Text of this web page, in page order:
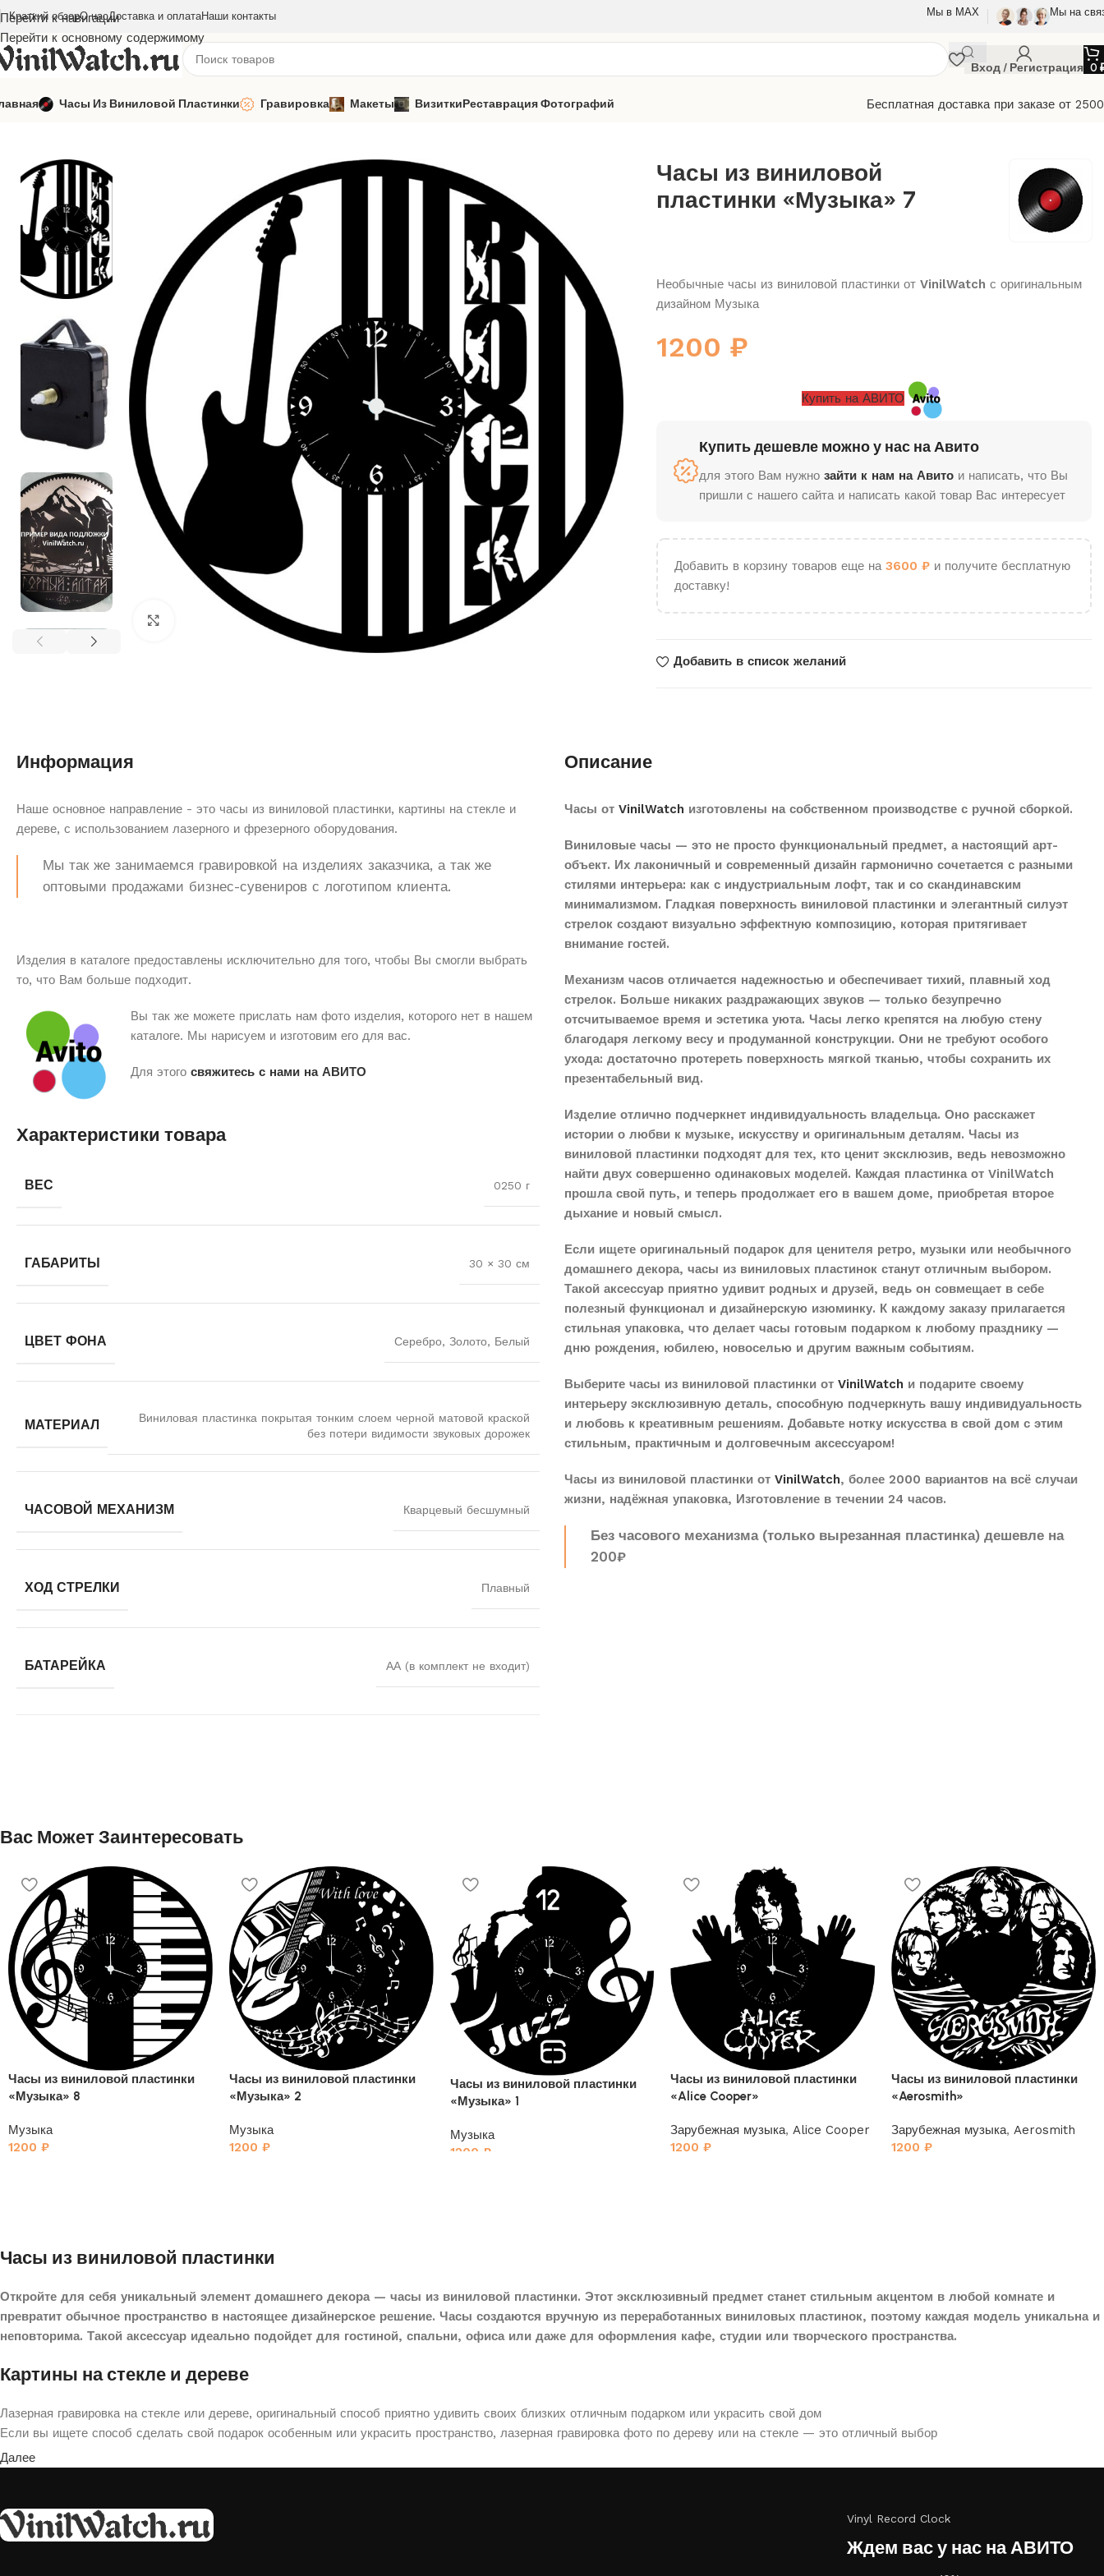
Перейти к навигации
Перейти к основному содержимому
Краткий обзорО насДоставка и оплатаНаши контакты Мы в МАХ Мы на
Вход / Регистрация 0
Часы Из Виниловой Пластинки Гравировка Макеты ВизиткиРеставрация Фотографий
Бесплатная доставка при заказе от
Главная
Музыка Часы из виниловой пластинки «Музыка» 7
Нажмите, чтобы увеличить
Часы из виниловой
пластинки «Музыка» 7
Необычные часы из виниловой пластинки от VinilWatch с оригинальным
дизайном Музыка
1200 ₽
Купить на АВИТО
Купить дешевле можно у нас на Авито
для этого Вам нужно зайти к нам на Авитои написать, что Вы
пришли с нашего сайта и написать какой товар Вас интересует
Добавить в корзину товаров еще на 3600 ₽и получите бесплатную
доставку!
Добавить в список желаний
Информация
Наше основное направление - это часы из виниловой пластинки, картины на стекле и
дереве, с использованием лазерного и фрезерного оборудования.
Мы так же занимаемся гравировкой на изделиях заказчика, а так же
оптовыми продажами бизнес-сувениров с логотипом клиента.
Изделия в каталоге предоставлены исключительно для того, чтобы Вы смогли выбрать
то, что Вам больше подходит.
Вы так же можете прислать нам фото изделия, которого нет в нашем
каталоге. Мы нарисуем и изготовим его для вас.
Для этого свяжитесь с нами на АВИТО
Характеристики товара
ВЕС 0250 г
ГАБАРИТЫ 30 × 30 см
ЦВЕТ ФОНА Серебро, Золото, Белый
МАТЕРИАЛ
Виниловая пластинка покрытая тонким слоем черной матовой краской
без потери видимости звуковых дорожек
ЧАСОВОЙ МЕХАНИЗМ Кварцевый бесшумный
ХОД СТРЕЛКИ Плавный
БАТАРЕЙКА АА (в комплект не входит)
Описание
Часы от VinilWatch изготовлены на собственном производстве с ручной сборкой.
Виниловые часы — это не просто функциональный предмет, а настоящий арт-
объект. Их лаконичный и современный дизайн гармонично сочетается с разными
стилями интерьера: как с индустриальным лофт, так и со скандинавским
минимализмом. Гладкая поверхность виниловой пластинки и элегантный силуэт
стрелок создают визуально эффектную композицию, которая притягивает
внимание гостей.
Механизм часов отличается надежностью и обеспечивает тихий, плавный ход
стрелок. Больше никаких раздражающих звуков — только безупречно
отсчитываемое время и эстетика уюта. Часы легко крепятся на любую стену
благодаря легкому весу и продуманной конструкции. Они не требуют особого
ухода: достаточно протереть поверхность мягкой тканью, чтобы сохранить их
презентабельный вид.
Изделие отлично подчеркнет индивидуальность владельца. Оно расскажет
истории о любви к музыке, искусству и оригинальным деталям. Часы из
виниловой пластинки подходят для тех, кто ценит эксклюзив, ведь невозможно
найти двух совершенно одинаковых моделей. Каждая пластинка от VinilWatch
прошла свой путь, и теперь продолжает его в вашем доме, приобретая второе
дыхание и новый смысл.
Если ищете оригинальный подарок для ценителя ретро, музыки или необычного
домашнего декора, часы из виниловых пластинок станут отличным выбором.
Такой аксессуар приятно удивит родных и друзей, ведь он совмещает в себе
полезный функционал и дизайнерскую изюминку. К каждому заказу прилагается
стильная упаковка, что делает часы готовым подарком к любому празднику —
дню рождения, юбилею, новоселью и другим важным событиям.
Выберите часы из виниловой пластинки от VinilWatch и подарите своему
интерьеру эксклюзивную деталь, способную подчеркнуть вашу индивидуальность
и любовь к креативным решениям. Добавьте нотку искусства в свой дом с этим
стильным, практичным и долговечным аксессуаром!
Часы из виниловой пластинки от VinilWatch, более 2000 вариантов на всё случаи
жизни, надёжная упаковка, Изготовление в течении 24 часов.
Без часового механизма (только вырезанная пластинка) дешевле на
200₽
Вас Может Заинтересовать
Часы из виниловой пластинки
«Музыка» 8
Музыка
1200 ₽
Часы из виниловой пластинки
«Музыка» 2
Музыка
1200 ₽
Часы из виниловой пластинки
«Музыка» 1
Музыка
1200 ₽
Часы из виниловой пластинки
«Alice Cooper»
Зарубежная музыка, Alice Cooper
1200₽
Часы из виниловой пластинки
«Aerosmith»
Зарубежная музыка, Aerosmith
1200₽
Часы из виниловой пластинки
Откройте для себя уникальный элемент домашнего декора — часы из виниловой пластинки. Этот эксклюзивный предмет станет стильным акцентом в любой комнате и
превратит обычное пространство в настоящее дизайнерское решение. Часы создаются вручную из переработанных виниловых пластинок, поэтому каждая модель уникальна и
неповторима. Такой аксессуар идеально подойдет для гостиной, спальни, офиса или даже для оформления кафе, студии или творческого пространства.
Картины на стекле и дереве
Лазерная гравировка на стекле или дереве, оригинальный способ приятно удивить своих близких отличным подарком или украсить свой дом
Если вы ищете способ сделать свой подарок особенным или украсить пространство, лазерная гравировка фото по дереву или на стекле — это отличный выбор
Далее
Vinyl Record Clock
Ждем вас у нас на АВИТО